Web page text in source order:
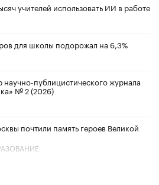
учителей использовать ИИ в работе
для школы подорожал на 6,3%
публицистического журнала
№ 2 (2026)
почтили память героев Великой